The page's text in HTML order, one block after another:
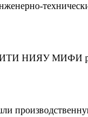
ВИТИ НИЯУ МИФИ